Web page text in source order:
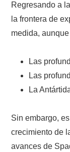
Regresando a
la frontera de
medida,
Las
Las
La
Sin embargo,
crecimiento de
avances de